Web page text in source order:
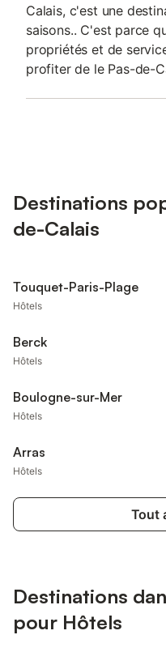
Calais, c'est une
saisons.. C'est parce
propriétés et de
profiter de le Pas-de-
Destinations
de-Calais
Touquet-Paris-Plage
Hôtels
Berck
Hôtels
Boulogne-sur-Mer
Hôtels
Arras
Hôtels
Tout
Destinations
pour Hôtels